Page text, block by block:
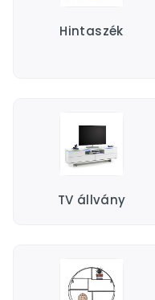
Hintaszék
TV állvány